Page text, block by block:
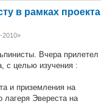
в рамках проекта
2010»
Вчера прилетел
с целью изучения :
и приземления на
лагеря Эвереста на